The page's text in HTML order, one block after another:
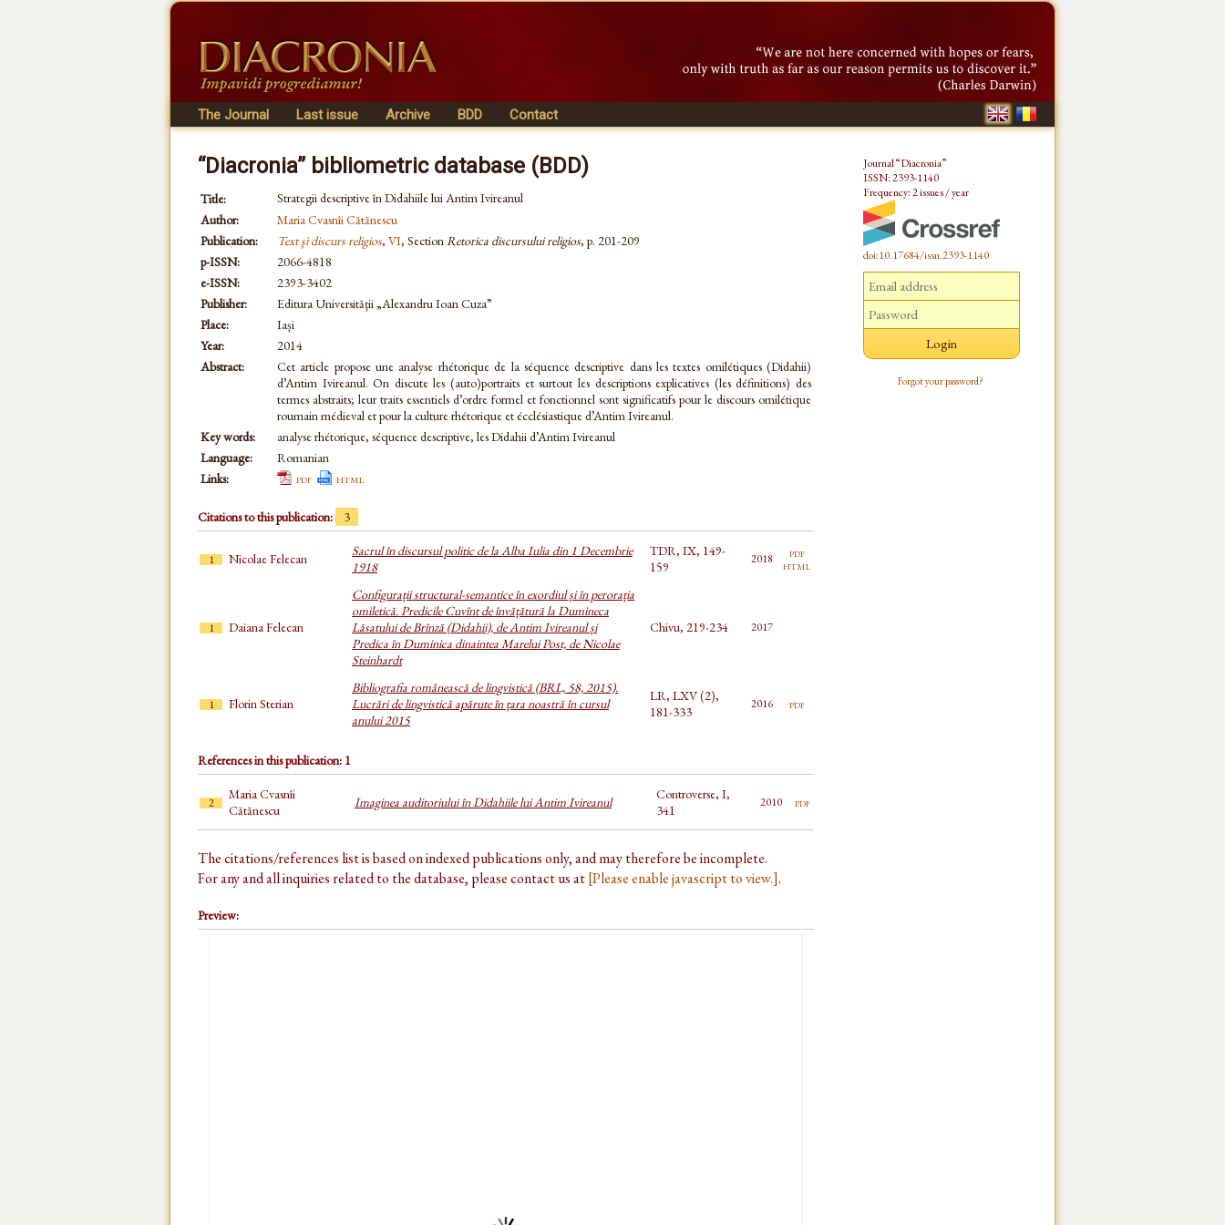
The Journal Last issue Archive BDD Contact
“Diacronia” bibliometric database (BDD)
Title:
Strategii descriptive în Didahiile lui Antim Ivireanul
Author:
Maria Cvasnîi Cătănescu
Publication:
Text şi discurs religios, VI, SectionRetorica discursului religios, p. 201-209
p-ISSN:
2066-4818
e-ISSN:
2393-3402
Publisher:
Editura Universităţii „Alexandru Ioan Cuza”
Place:
Iași
Year:
2014
Abstract:
Cet article propose une analyse rhétorique de la séquence descriptive dans les textes omilétiques (Didahii)
d’Antim Ivireanul. On discute les (auto)portraits et surtout les descriptions explicatives (les définitions) des
termes abstraits; leur traits essentiels d’ordre formel et fonctionnel sont significatifs pour le discours omilétique
roumain médieval et pour la culture rhétorique et écclésiastique d’Antim Ivireanul.
Key words:
analyse rhétorique, séquence descriptive, les Didahii d’Antim Ivireanul
Language:
Romanian
Links:
pdf html
Citations to this publication: 3
1 Nicolae Felecan
Sacrul în discursul politic de la Alba Iulia din 1 Decembrie
1918
TDR, IX, 149-
159
2018 pdf
html
1 Daiana Felecan
Configurații structural-semantice în exordiul și în perorația
omiletică. Predicile Cuvînt de învățătură la Dumineca
Lăsatului de Brînză (Didahii), de Antim Ivireanul și
Predica în Duminica dinaintea Marelui Post, de Nicolae
Steinhardt
Chivu, 219-234 2017
1 Florin Sterian
Bibliografia românească de lingvistică (BRL, 58, 2015).
Lucrări de lingvistică apărute în țara noastră în cursul
anului 2015
LR, LXV (2),
181-333
2016 pdf
References in this publication: 1
2
Maria Cvasnîi
Cătănescu
Imaginea auditoriului în Didahiile lui Antim Ivireanul
Controverse, I,
341
2010 pdf
The citations/references list is based on indexed publications only, and may therefore be incomplete.
For any and all inquiries related to the database, please contact us at[Please enable javascript to view.].
Preview:
Journal “Diacronia”
ISSN: 2393-1140
Frequency: 2 issues / year
doi:10.17684/issn.2393-1140
Forgot your password?